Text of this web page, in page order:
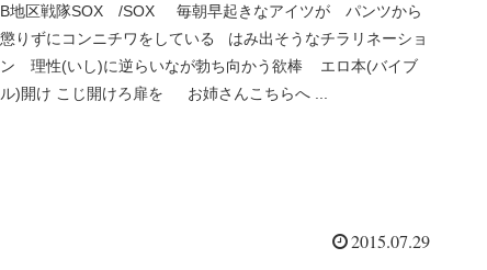
B地区戦隊SOX /SOX 毎朝早起きなアイツが パンツから
懲りずにコンニチワをしている はみ出そうなチラリネーショ
ン 理性(いし)に逆らいなが勃ち向かう欲棒 エロ本(バイブ
ル)開け こじ開けろ扉を お姉さんこちらへ ...
2015.07.29